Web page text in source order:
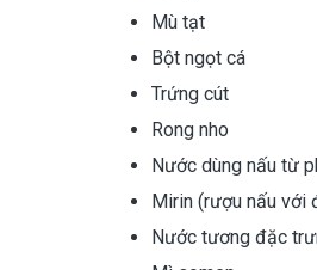
Mù tạt
Bột ngọt cá
Trứng cút
Rong nho
Nước dùng nấu từ
Mirin (rượu nấu với
Nước tương đặc